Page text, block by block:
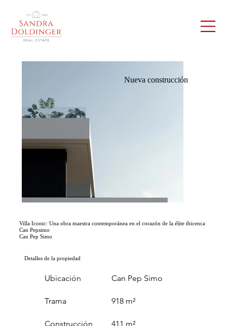
Nueva construcción
Villa Iconic: Una obra maestra contemporánea en el corazón de la élite ibicenca
Can Pepsimo
Can Pep Simo
Detalles de la propiedad
Ubicación
Trama
Construcción
Can Pep Simo
918 m²
411 m²